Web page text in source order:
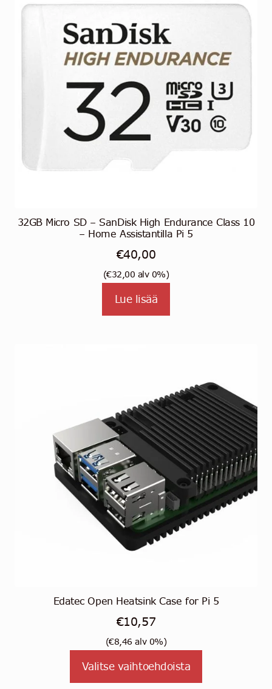
32GB Micro SD – SanDisk High Endurance Class 10
– Home Assistantilla Pi 5
€40,00
(€32,00 alv 0%)
Lue lisää
Edatec Open Heatsink Case for Pi 5
€10,57
(€8,46alv 0%)
Valitse vaihtoehdoista